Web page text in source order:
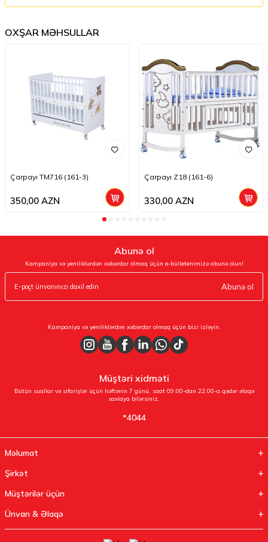
OXŞAR MƏHSULLAR
Çarpayı TM716 (161-3)
350,00 AZN
Çarpayı Z18 (161-6)
330,00AZN
Abunə ol
Kampaniya və yeniliklərdən xəbərdar olmaq üçün e-bülletenimizə abunə olun!
Abunə ol
Kampaniya və yeniliklərdən xəbərdar olmaq üçün bizi izləyin.
Müştəri xidməti
Bütün suallar və sifarişlər üçün həftənin 7 günü, saat 09:00-dan 22:00-a qədər əlaqə
saxlaya bilərsiniz.
*4044
Məlumat
Şirkət
Müştərilər üçün
Ünvan & Əlaqə